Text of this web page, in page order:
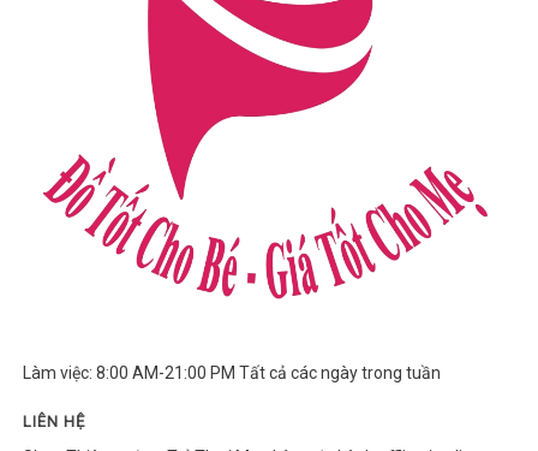
Làm việc: 8:00 AM-21:00 PM Tất cả các ngày trong tuần
LIÊN HỆ